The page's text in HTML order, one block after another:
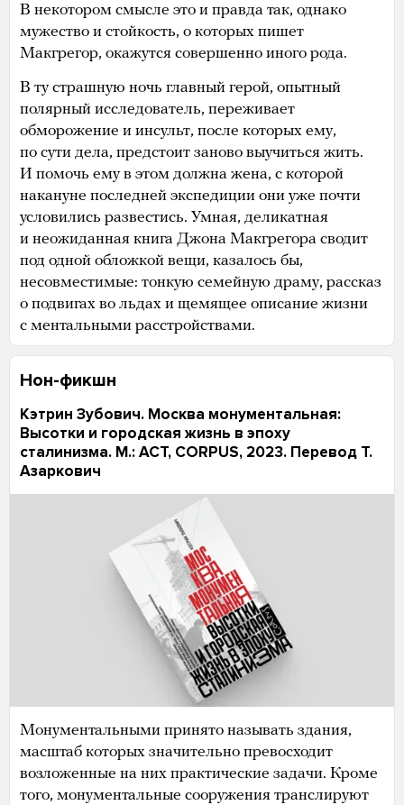
В некотором смысле это и правда так, однако
мужество и стойкость, о которых пишет
Макгрегор, окажутся совершенно иного рода.
В ту страшную ночь главный герой, опытный
полярный исследователь, переживает
обморожение и инсульт, после которых ему,
по сути дела, предстоит заново выучиться жить.
И помочь ему в этом должна жена, с которой
накануне последней экспедиции они уже почти
условились развестись. Умная, деликатная
и неожиданная книга Джона Макгрегора сводит
под одной обложкой вещи, казалось бы,
несовместимые: тонкую семейную драму, рассказ
о подвигах во льдах и щемящее описание жизни
с ментальными расстройствами.
Нон-фикшн
Кэтрин Зубович. Москва монументальная:
Высотки и городская жизнь в эпоху
сталинизма. М.: АСТ, CORPUS, 2023. Перевод Т.
Азаркович
Монументальными принято называть здания,
масштаб которых значительно превосходит
возложенные на них практические задачи. Кроме
того, монументальные сооружения транслируют